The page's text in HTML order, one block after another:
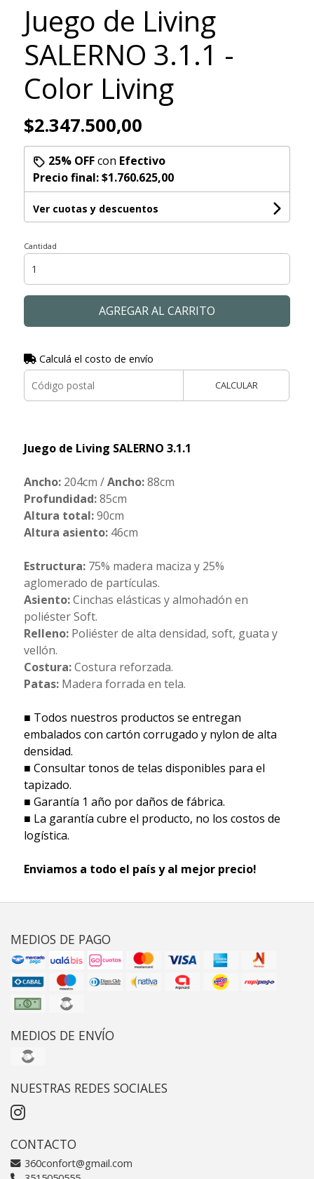
Juego de Living
SALERNO 3.1.1 -
Color Living
$2.347.500,00
25% OFFcon Efectivo
Precio final:$1.760.625,00
Ver cuotas y descuentos
Cantidad
AGREGAR AL CARRITO
Calculá el costo de envío
CALCULAR
Juego de Living SALERNO 3.1.1
Ancho:204cm /Ancho:88cm
Profundidad:85cm
Altura total:90cm
Altura asiento:46cm
Estructura:75% madera maciza y 25%
aglomerado de partículas.
Asiento:Cinchas elásticas y almohadón en
poliéster Soft.
Relleno:Poliéster de alta densidad, soft, guata y
vellón.
Costura:Costura reforzada.
Patas:Madera forrada en tela.
■ Todos nuestros productos se entregan
embalados con cartón corrugado y nylon de alta
densidad.
■ Consultar tonos de telas disponibles para el
tapizado.
■ Garantía 1 año por daños de fábrica.
■ La garantía cubre el producto, no los costos de
logística.
Enviamos a todo el país y al mejor precio!
MEDIOS DE PAGO
MEDIOS DE ENVÍO
NUESTRAS REDES SOCIALES
CONTACTO
360confort@gmail.com